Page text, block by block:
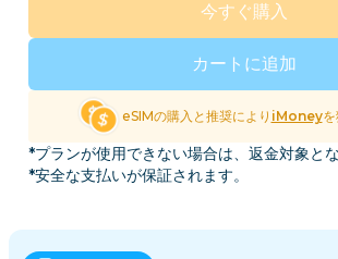
カートに追加
今すぐ購入
eSIMの購入と推奨により iMoneyを
*プランが使用できない場合は、返金対象とな
*安全な支払いが保証されます。